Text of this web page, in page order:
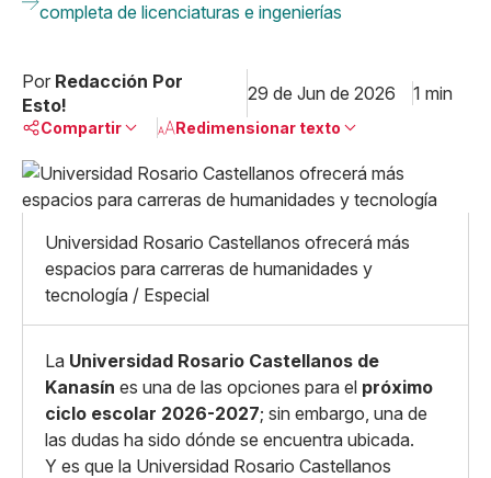
completa de licenciaturas e ingenierías
Por Redacción Por
Esto!
29 de Jun de 2026 1 min
Compartir
Linkedin
Facebook
X
Whatsapp
Copiar enlace
Redimensionar texto
Pequeño
Mediano
Grande
Universidad Rosario Castellanos ofrecerá más
espacios para carreras de humanidades y
tecnología / Especial
La Universidad Rosario Castellanos de
Kanasín es una de las opciones para el próximo
ciclo escolar 2026-2027; sin embargo, una de
las dudas ha sido dónde se encuentra ubicada.
Y es que la Universidad Rosario Castellanos